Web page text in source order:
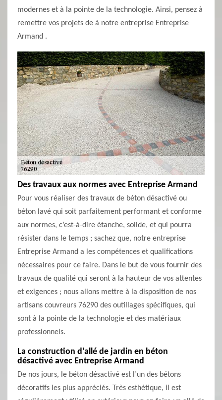
modernes et à la pointe de la technologie. Ainsi, pensez à
remettre vos projets de à notre entreprise Entreprise
Armand .
Des travaux aux normes avec Entreprise Armand
Pour vous réaliser des travaux de béton désactivé ou
béton lavé qui soit parfaitement performant et conforme
aux normes, c’est-à-dire étanche, solide, et qui pourra
résister dans le temps ; sachez que, notre entreprise
Entreprise Armand a les compétences et qualifications
nécessaires pour ce faire. Dans le but de vous fournir des
travaux de qualité qui seront à la hauteur de vos attentes
et exigences ; nous allons mettre à la disposition de nos
artisans couvreurs 76290 des outillages spécifiques, qui
sont à la pointe de la technologie et des matériaux
professionnels.
La construction d’allé de jardin en béton
désactivé avec Entreprise Armand
De nos jours, le béton désactivé est l’un des bétons
décoratifs les plus appréciés. Très esthétique, il est